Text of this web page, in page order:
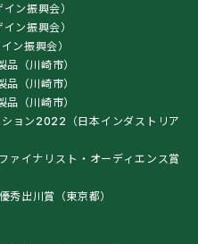
ン振興会）
ン振興会）
ン振興会）
（川崎市）
（川崎市）
（川崎市）
ョン2022（日本インダストリア
イナリスト・オーディエンス賞
出川賞（東京都）